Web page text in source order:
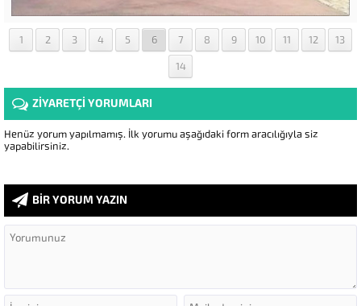
1 2 3 4 5 6 7 8 9 10 11 12 13
14
ZİYARETÇİ YORUMLARI
Henüz yorum yapılmamış. İlk yorumu aşağıdaki form aracılığıyla siz
yapabilirsiniz.
BİR YORUM YAZIN